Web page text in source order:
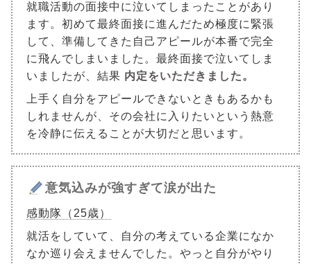
就職活動の面接中に泣いてしまったことがあり
ます。初めて最終面接に進んだため極度に緊張
して、準備してきた自己アピールが本番で完全
に飛んでしまいました。最終面接で泣いてしま
いましたが、結果 内定をいただきました。
上手く自分をアピールできないときもあるかも
しれませんが、その会社に入りたいという熱意
を冷静に伝えることが大切だと思います。
意気込みが強すぎて涙が出た
感動隊（25歳）
就活をしていて、自分の考えている企業になか
なか巡り会えませんでした。やっと自分がやり